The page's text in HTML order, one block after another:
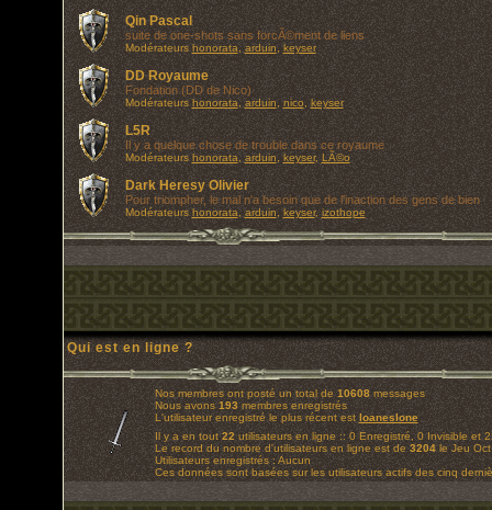
Qin Pascal
suite de one-shots sans forcÃ©ment de liens
Modérateurs honorata ,arduin ,keyser
DD Royaume
Fondation (DD de Nico)
Modérateurs honorata ,arduin ,nico ,keyser
L5R
Il y a quelque chose de trouble dans ce royaume
Modérateurs honorata ,arduin ,keyser,LÃ©o
Dark Heresy Olivier
Pour triompher, le mal n'a besoin que de l'inaction des gens de bien
Modérateurs honorata ,arduin ,keyser,izothope
Qui est en ligne ?
Nos membres ont posté un total de10608messages
Nous avons193membres enregistrés
L'utilisateur enregistré le plus récent est loaneslone
Il y a en tout22utilisateurs en ligne :: 0 Enregistré, 0 Invisible et
Le record du nombre d'utilisateurs en ligne est de3204le Jeu
Utilisateurs enregistrés : Aucun
Ces données sont basées sur les utilisateurs actifs des cinq